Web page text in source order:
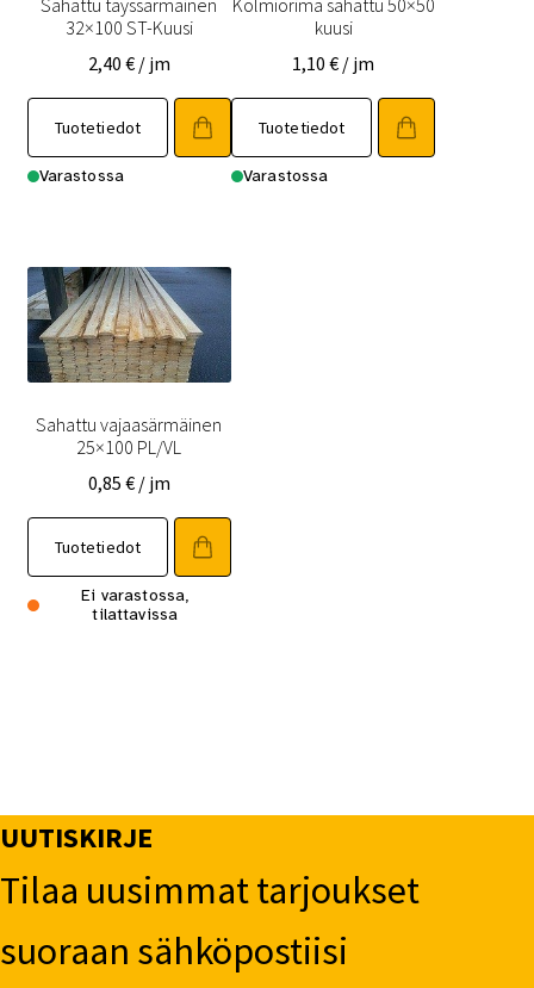
32×100 ST-Kuusi
2,40 € / jm
Tuotetiedot
Varastossa
kuusi
1,10€ / jm
Tuotetiedot
Varastossa
Sahattu vajaasärmäinen
25×100 PL/VL
0,85 € / jm
Tuotetiedot
Ei varastossa,
tilattavissa
UUTISKIRJE
Tilaa uusimmat tarjoukset
suoraan sähköpostiisi